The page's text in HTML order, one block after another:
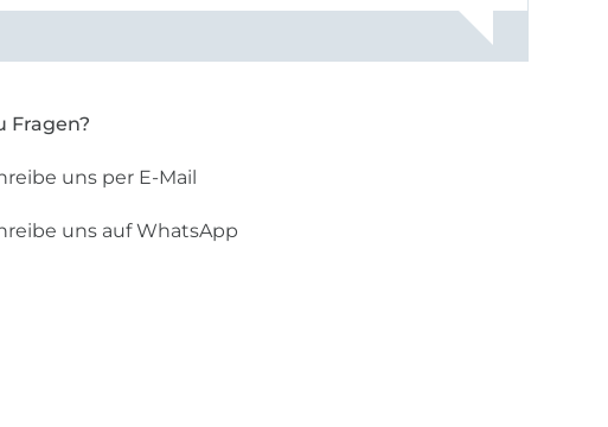
Fragen?
uns per E-Mail
uns auf WhatsApp